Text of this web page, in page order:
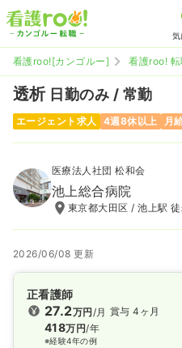
気
看護roo![カンゴルー] 看護roo! 転
透析日勤のみ / 常勤
エージェント求人 4週8休以上 月
医療法人社団 松和会
池上総合病院
東京都大田区 / 池上駅
2026/06/08 更新
正看護師
27.2万円/月
418万円/年
※経験4年の例
賞与 4ヶ月